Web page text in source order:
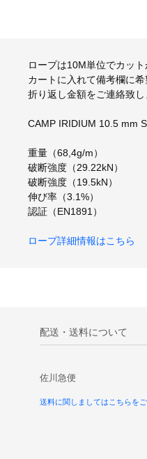
ロープは10M単位でカット
カートに入れて備考欄に
折り返し金額をご連絡致し
CAMP IRIDIUM 10.5 mm
重量（68,4g/m）
破断強度（29.22kN）
破断強度（19.5kN）
伸び率（3.1%）
認証（EN1891）
ロープ詳細情報はこちら
配送・送料について
佐川急便
送料に関しましてはこちらをご